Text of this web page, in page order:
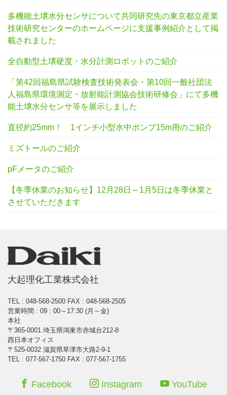
多機能土壌水分センサについて共同研究先の東京都立産業
技術研究センターのホームページに支援事例紹介として掲
載されました
全自動型土壌硬度・水分計測ロボットのご紹介
「第42回福島県試験検査技術発表会・第10回一般社団法
人福島県環境測定・放射能計測協会技術研修会」にて多機
能土壌水分センサ等を展示しました
直径約25mm！ 1インチ小型水中ポンプ15m用のご紹介
ミズトールのご紹介
pFメータのご紹介
【冬季休業のお知らせ】12月28日～1月5日は冬季休業と
させていただきます
大起理化工業株式会社
TEL : 048-568-2500 FAX : 048-568-2505
営業時間 : 09 : 00～17:30 (月～金)
本社
〒365-0001 埼玉県鴻巣市赤城台212-8
西日本オフィス
〒525-0032 滋賀県草津市大路2-9-1
TEL : 077-567-1750 FAX : 077-567-1755
Facebook Instagram YouTube